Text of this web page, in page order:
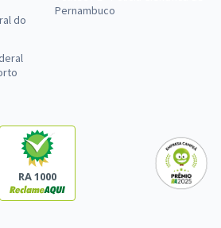
do
Pernambuco
RA 1000